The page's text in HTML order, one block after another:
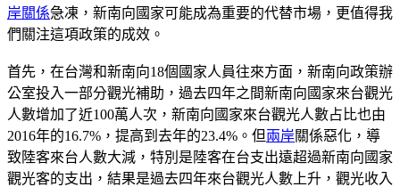
岸關係急凍，新南向國家可能成為重要的代替市場，更值得我
們關注這項政策的成效。
首先，在台灣和新南向18個國家人員往來方面，新南向政策辦
公室投入一部分觀光補助，過去四年之間新南向國家來台觀光
人數增加了近100萬人次，新南向國家來台觀光人數占比也由
2016年的16.7%，提高到去年的23.4%。但兩岸關係惡化，導
致陸客來台人數大減，特別是陸客在台支出遠超過新南向國家
觀光客的支出，結果是過去四年來台觀光人數上升，觀光收入